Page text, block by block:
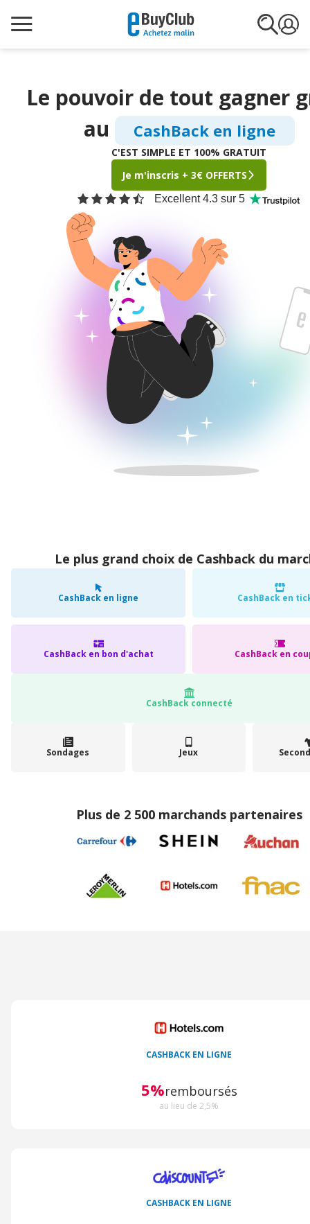
Le pouvoir de tout gagner
au
CashBack en ligne
C'EST SIMPLE ET 100% GRATUIT
Je m'inscris + 3€ OFFERTS
Excellent 4.3 sur 5
Le plus grand choix de Cashback du
CashBack en ligne CashBack en
CashBack en bon d'achat CashBack en
CashBack connecté
Sondages Jeux
Plus de 2 500 marchands partenaires
CASHBACK EN LIGNE
5%remboursés
au lieu de 2,5%
CASHBACK EN LIGNE